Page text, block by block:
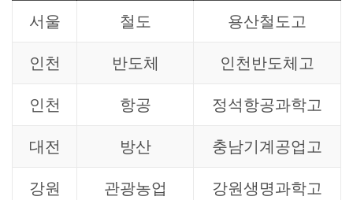
서울 철도
용산철도고
인천
반도체
인천반도체고
인천
항공
정석항공과학고
대전
방산
충남기계공업고
강원
관광농업
강원생명과학고